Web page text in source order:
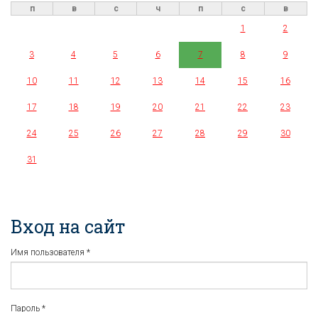
п в с ч п с
в
1
2
3 4 5 6 7 8 9
10 11 12 13 14 15 16
17 18 19 20 21 22 23
24 25 26 27 28 29 30
31
Вход на сайт
Имя пользователя *
Пароль *